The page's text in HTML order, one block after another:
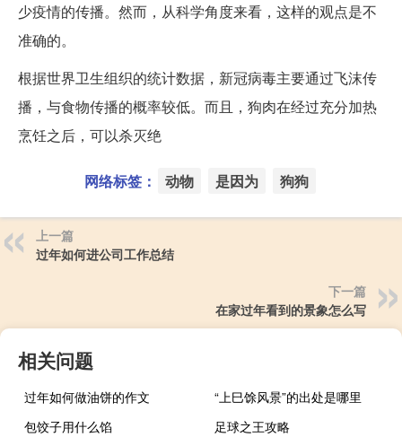
少疫情的传播。然而，从科学角度来看，这样的观点是不
准确的。
根据世界卫生组织的统计数据，新冠病毒主要通过飞沫传
播，与食物传播的概率较低。而且，狗肉在经过充分加热
烹饪之后，可以杀灭绝
网络标签： 动物 是因为 狗狗
上一篇
过年如何进公司工作总结
下一篇
在家过年看到的景象怎么写
相关问题
过年如何做油饼的作文
“上巳馀风景”的出处是哪里
包饺子用什么馅
足球之王攻略